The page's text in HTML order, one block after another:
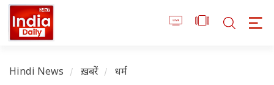
Hindi News ख़बरें धर्म